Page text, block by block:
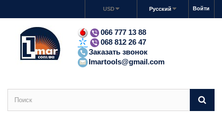
Войти
Русский
USD
066 777 13 88
068 812 26 47
Заказать звонок
lmartools@gmail.com